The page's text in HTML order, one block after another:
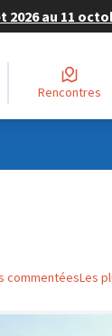
au 11
Rencontres
commentéesLes